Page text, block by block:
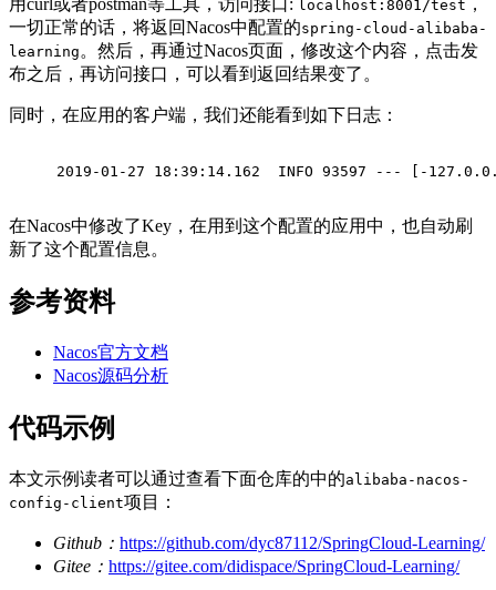
localhost:8001/test
一切正常的话，将返回Nacos中配置的spring-cloud-alibaba-
learning 。然后，再通过Nacos页面，修改这个内容，点击发
布之后，再访问接口，可以看到返回结果变了。
同时，在应用的客户端，我们还能看到如下日志：
2019-01-27 18:39:14.162  INFO 93597 --- [-
在Nacos中修改了Key，在用到这个配置的应用中，也自动刷
新了这个配置信息。
参考资料
Nacos官方文档
Nacos源码分析
代码示例
本文示例读者可以通过查看下面仓库的中的alibaba-nacos-
config-client项目：
Github： https://github.com/dyc87112/SpringCloud-Learning/
Gitee： https://gitee.com/didispace/SpringCloud-Learning/